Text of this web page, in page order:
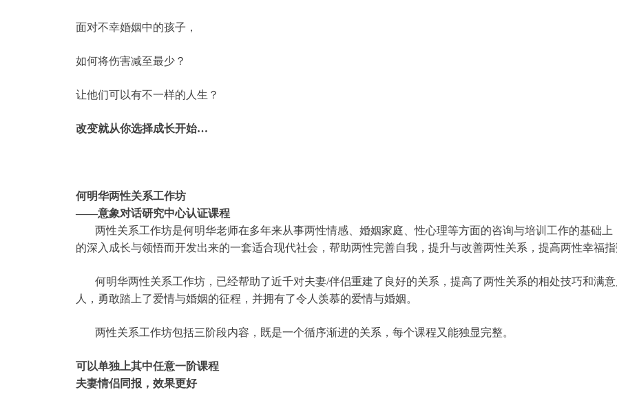
面对不幸婚姻中的孩子，
如何将伤害减至最少？
让他们可以有不一样的人生？
改变就从你选择成长开始…
何明华两性关系工作坊
——意象对话研究中心认证课程
两性关系工作坊是何明华老师在多年来从事两性情感、婚姻家庭、性心理等方面的咨询与培训工作的基础上
的深入成长与领悟而开发出来的一套适合现代社会，帮助两性完善自我，提升与改善两性关系，提高两性幸福
何明华两性关系工作坊，已经帮助了近千对夫妻/伴侣重建了良好的关系，提高了两性关系的相处技巧和满
人，勇敢踏上了爱情与婚姻的征程，并拥有了令人羡慕的爱情与婚姻。
两性关系工作坊包括三阶段内容，既是一个循序渐进的关系，每个课程又能独显完整。
可以单独上其中任意一阶课程
夫妻情侣同报，效果更好